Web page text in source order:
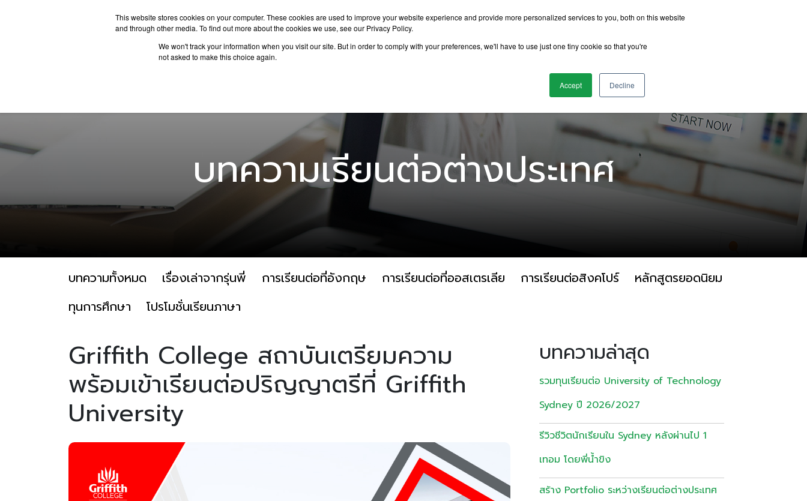
This website stores cookies on your computer. These cookies are used to improve your website experience and provide more personalized services to you, both on this website
and through other media. To find out more about the cookies we use, see our Privacy Policy.
We won't track your information when you visit our site. But in order to comply with your preferences, we'll have to use just one tiny cookie so that you're
not asked to make this choice again.
Accept Decline
ประเทศน่าเรียนต่อ
บทความเรียนต่อต่างประเทศ
บทความทั้งหมด เรื่องเล่าจากรุ่นพี่ การเรียนต่อที่อังกฤษ การเรียนต่อที่ออสเตรเลีย การเรียนต่อสิงคโปร์
หลักสูตรยอดนิยม
ทุนการศึกษา
โปรโมชั่นเรียนภาษา
Griffith College สถาบันเตรียมความ
พร้อมเข้าเรียนต่อปริญญาตรีที่ Griffith
University
บทความล่าสุด
รวมทุนเรียนต่อ University of Technology
Sydney ปี 2026/2027
รีวิวชีวิตนักเรียนใน Sydney หลังผ่านไป 1
เทอม โดยพี่น้ำขิง
สร้าง Portfolio ระหว่างเรียนต่อต่างประเทศ